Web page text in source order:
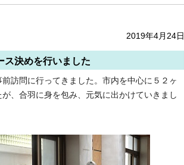
2019年4月24日
ス決めを行いました
訪問に行ってきました。市内を中心に５２ヶ
、合羽に身を包み、元気に出かけていきまし